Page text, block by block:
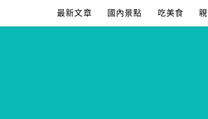
content
最新文章 國內景點 吃美食